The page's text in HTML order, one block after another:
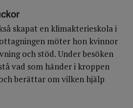
skapat en klimakterieskola i
möter hon kvinnor
och stöd. Under besöken
vad som händer i kroppen
berättar om vilken hjälp